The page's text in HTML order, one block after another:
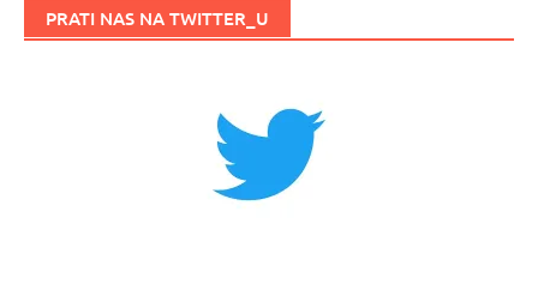
PRATI NAS NA TWITTER_U